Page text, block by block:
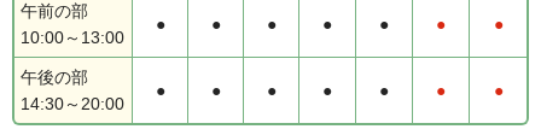
午前の部
10:00～13:00
● ● ● ● ● ● ●
午後の部
14:30～20:00
● ● ● ● ● ● ●